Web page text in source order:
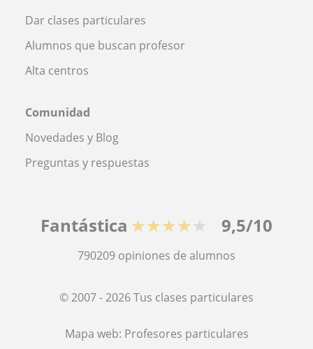
Dar clases particulares
Alumnos que buscan profesor
Alta centros
Comunidad
Novedades y Blog
Preguntas y respuestas
Fantástica ★★★★★ 9,5/10
790209 opiniones de alumnos
© 2007 - 2026 Tus clases particulares
Mapa web: Profesores particulares